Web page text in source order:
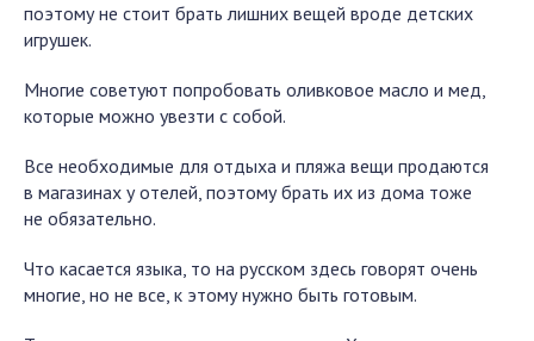
поэтому не стоит брать лишних вещей вроде детских
игрушек.
Многие советуют попробовать оливковое масло и мед,
которые можно увезти с собой.
Все необходимые для отдыха и пляжа вещи продаются
в магазинах у отелей, поэтому брать их из дома тоже
не обязательно.
Что касается языка, то на русском здесь говорят очень
многие, но не все, к этому нужно быть готовым.